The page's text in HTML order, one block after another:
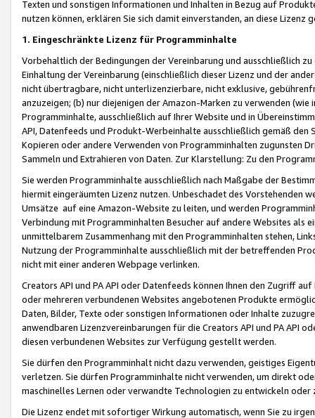
Texten und sonstigen Informationen und Inhalten in Bezug auf
nutzen können, erklären Sie sich damit einverstanden, an diese Lizenz
1. Eingeschränkte Lizenz für Programminhalte
Vorbehaltlich der Bedingungen der Vereinbarung und ausschließlich
Einhaltung der Vereinbarung (einschließlich dieser Lizenz und der
nicht übertragbare, nicht unterlizenzierbare, nicht exklusive,
anzuzeigen; (b) nur diejenigen der Amazon-Marken zu verwenden
Programminhalte, ausschließlich auf Ihrer Website und in
API, Datenfeeds und Produkt-Werbeinhalte ausschließlich gemäß
Kopieren oder andere Verwenden von Programminhalten zugunsten
Sammeln und Extrahieren von Daten. Zur Klarstellung: Zu den
Sie werden Programminhalte ausschließlich nach Maßgabe der
hiermit eingeräumten Lizenz nutzen. Unbeschadet des Vorstehenden
Umsätze auf eine Amazon-Website zu leiten, und werden
Verbindung mit Programminhalten Besucher auf andere Websites als
unmittelbarem Zusammenhang mit den Programminhalten stehen,
Nutzung der Programminhalte ausschließlich mit der betreffenden
nicht mit einer anderen Webpage verlinken.
Creators API und PA API oder Datenfeeds können Ihnen den Zugriff
oder mehreren verbundenen Websites angebotenen Produkte
Daten, Bilder, Texte oder sonstigen Informationen oder Inhalte
anwendbaren Lizenzvereinbarungen für die Creators API und PA API
diesen verbundenen Websites zur Verfügung gestellt werden.
Sie dürfen den Programminhalt nicht dazu verwenden, geistiges
verletzen. Sie dürfen Programminhalte nicht verwenden, um direkt
maschinelles Lernen oder verwandte Technologien zu entwickeln
Die Lizenz endet mit sofortiger Wirkung automatisch, wenn Sie zu